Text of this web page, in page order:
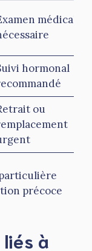
médical
hormonal
ou
précoce
à